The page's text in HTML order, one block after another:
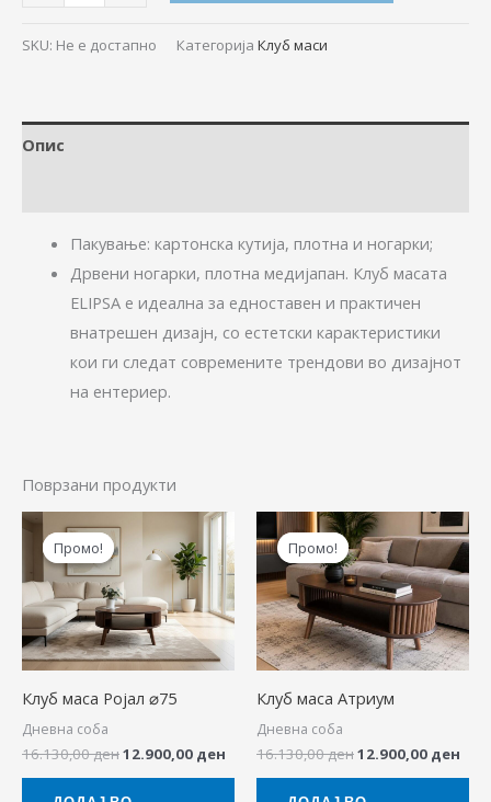
SKU: Не е достапно Категорија Клуб маси
Опис
Пакување: картонска кутија, плотна и ногарки;
Дрвени ногарки, плотна медијапан. Клуб масата
ELIPSA е идеална за едноставен и практичен
внатрешен дизајн, со естетски карактеристики
кои ги следат современите трендови во дизајнот
на ентериер.
Поврзани продукти
Промо!
Промо!
Клуб маса Ројал ⌀75
Дневна соба
16.130,00ден
price
was:
16.130,00 ден.
12.900,00 ден
Current
price
is:
12.900,00 ден.
Промо!
Промо!
Клуб маса Атриум
Дневна соба
16.130,00ден
Original
price
was:
16.130,00 ден.
12.900,00 ден